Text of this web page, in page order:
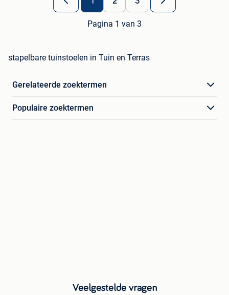
Pagina 1 van 3
stapelbare tuinstoelen in Tuin en Terras
Gerelateerde zoektermen
Populaire zoektermen
Veelgestelde vragen